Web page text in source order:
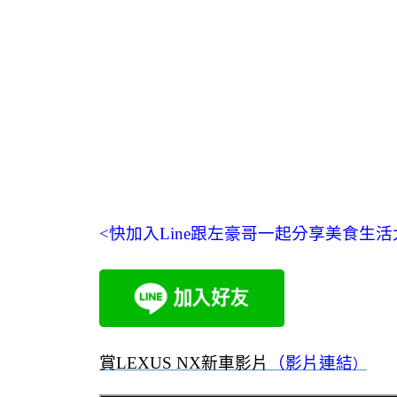
<快加入Line跟左豪哥一起分享美食生
賞LEXUS NX新車影片 （影片連結）